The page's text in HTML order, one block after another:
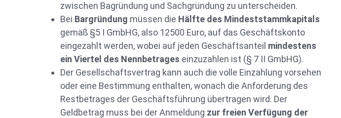
zwischen Bagründung und Sachgründung zu unterscheiden.
Bei Bargründung müssen die Hälfte des Mindeststammkapitals
gemäß §5 I GmbHG, also 12500 Euro, auf das Geschäftskonto
eingezahlt werden, wobei auf jeden Geschäftsanteil mindestens
ein Viertel des Nennbetrages einzuzahlen ist (§ 7 II GmbHG).
Der Gesellschaftsvertrag kann auch die volle Einzahlung vorsehen
oder eine Bestimmung enthalten, wonach die Anforderung des
Restbetrages der Geschäftsführung übertragen wird. Der
Geldbetrag muss bei der Anmeldung zur freien Verfügung der